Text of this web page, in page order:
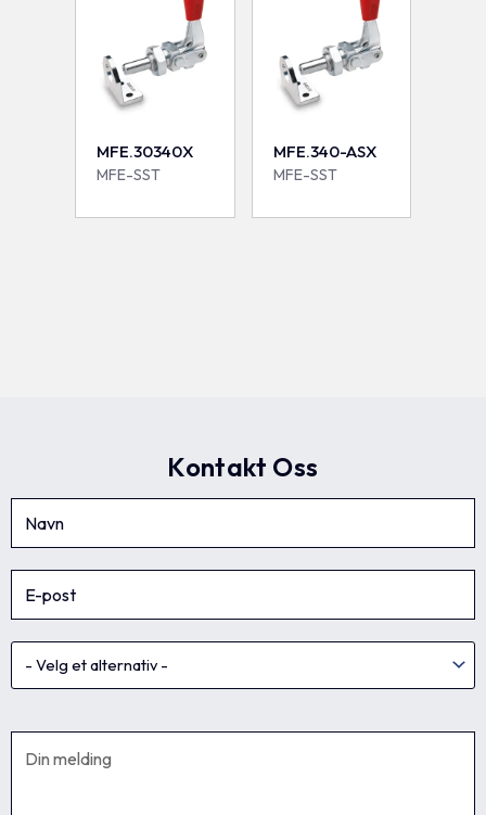
MFE.30340X
MFE-SST
MFE.340-ASX
MFE-SST
Kontakt Oss